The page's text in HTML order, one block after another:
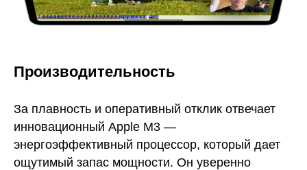
Производительность
За плавность и оперативный отклик отвечает
инновационный Apple M3 —
энергоэффективный процессор, который дает
ощутимый запас мощности. Он уверенно